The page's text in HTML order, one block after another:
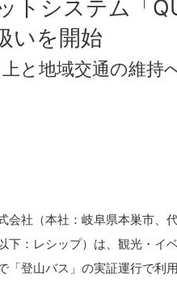
トシステム「
いを開始
と地域交通の維持
会社（本社：岐阜県本巣市
：レシップ）は、観光・イ
「登山バス」の実証運行で利